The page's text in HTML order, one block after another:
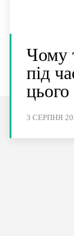
Чому
під
3 СЕРПНЯ